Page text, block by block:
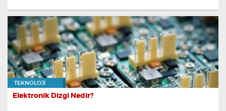
TEKNOLOJI
Elektronik Dizgi Nedir?